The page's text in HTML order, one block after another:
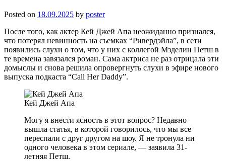
Posted on 18.09.2025 by poster
После того, как актер Кей Джей Апа неожиданно признался,
что потерял невинность на съемках “Ривердэйла”, в сети
появились слухи о том, что у них с коллегой Мэделин Петш в
те времена завязался роман. Сама актриса не раз отрицала эти
домыслы и снова решила опровергнуть слухи в эфире нового
выпуска подкаста “Call Her Daddy”.
Кей Джей Апа
Могу я внести ясность в этот вопрос? Недавно
вышла статья, в которой говорилось, что мы все
переспали с друг другом на шоу. Я не тронула ни
одного человека в этом сериале, — заявила 31-
летняя Петш.